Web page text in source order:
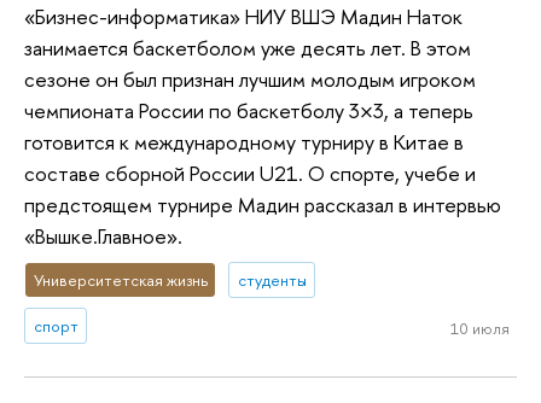
«Бизнес-информатика» НИУ ВШЭ Мадин Наток
занимается баскетболом уже десять лет. В этом
сезоне он был признан лучшим молодым игроком
чемпионата России по баскетболу 3×3, а теперь
готовится к международному турниру в Китае в
составе сборной России U21. О спорте, учебе и
предстоящем турнире Мадин рассказал в интервью
«Вышке.Главное».
Университетская жизнь студенты
спорт 10 июля